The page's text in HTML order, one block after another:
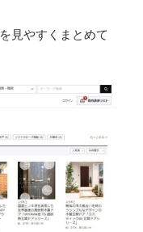
見やすくまとめて